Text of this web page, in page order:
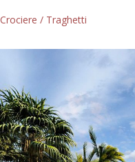
Crociere / Traghetti